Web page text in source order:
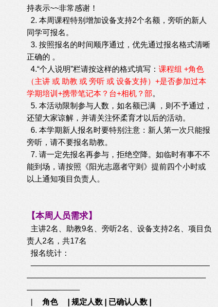
持表示~~非常感谢！
2. 本周课程特别增加设备支持2个名额，旁听的新人
同学可报名。
3. 按照报名的时间顺序通过，优先通过报名格式清晰
正确的 。
4.“个人说明”栏请按这样的格式填写： 课程组 +角色
（主讲 或 助教 或 旁听 或 设备支持）+是否参加过本
学期培训+携带笔记本？台+相机？部。
5. 本活动限制参与人数，如名额已满 ，则不予通过，
还望大家谅解，并请关注怀柔育才以后的活动。
6. 本学期新人报名时要特别注意： 新人第一次只能报
旁听，请不要报名助教。
7. 请一定先报名再参与，拒绝空降。如临时有事不不
能到场，请按照《阳光志愿者守则》提前四个小时或
以上通知项目负责人。
【本周人员需求】
主讲2名、助教9名、旁听2名、设备支持2名、项目负
责人2名，共17名
报名统计：
———————————————————————
———————————————————————
———————
角色 | 规定人数 | 已确认人数 |